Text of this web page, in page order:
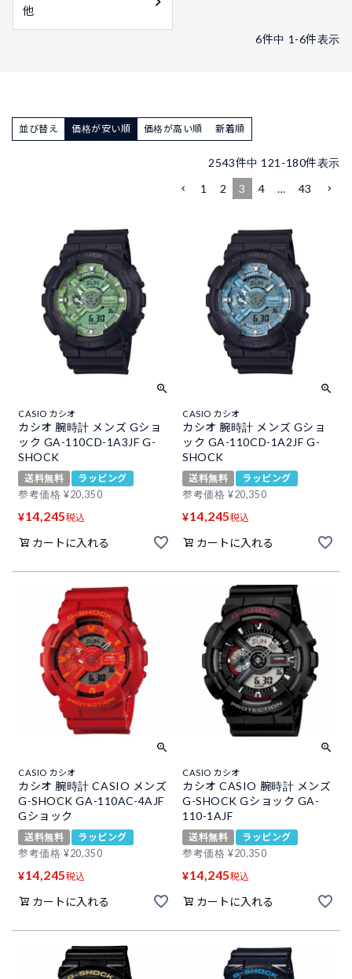
他
6件中 1 -6件表示
並び替え 価格が安い順 価格が高い順 新着順
2543件中 121 -180件表示
1
2 3 4 … 43
CASIO カシオ
カシオ 腕時計 メンズ Gショ
ック GA-110CD-1A3JF G-
SHOCK
送料無料
ラッピング
参考価格 ¥20,350
¥14,245税込
カートに入れる
CASIO カシオ
カシオ 腕時計 メンズ Gショ
ック GA-110CD-1A2JF G-
SHOCK
送料無料
ラッピング
参考価格 ¥20,350
¥14,245税込
カートに入れる
CASIO カシオ
カシオ 腕時計 CASIO メンズ
G-SHOCK GA-110AC-4AJF
Gショック
送料無料
ラッピング
参考価格 ¥20,350
¥14,245税込
カートに入れる
CASIO カシオ
カシオ CASIO 腕時計 メンズ
G-SHOCK Gショック GA-
110-1AJF
送料無料
ラッピング
参考価格 ¥20,350
¥14,245税込
カートに入れる